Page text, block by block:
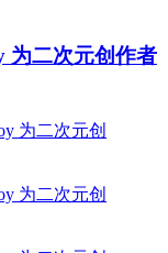
为二次元创作者